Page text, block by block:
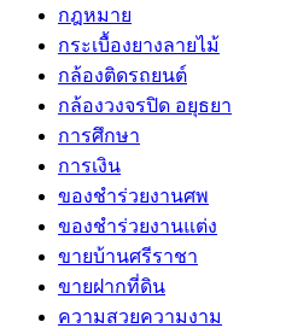
กฎหมาย
กระเบื้องยางลายไม้
กล้องติดรถยนต์
กล้องวงจรปิด อยุธยา
การศึกษา
การเงิน
ของชำร่วยงานศพ
ของชำร่วยงานแต่ง
ขายบ้านศรีราชา
ขายฝากที่ดิน
ความสวยความงาม